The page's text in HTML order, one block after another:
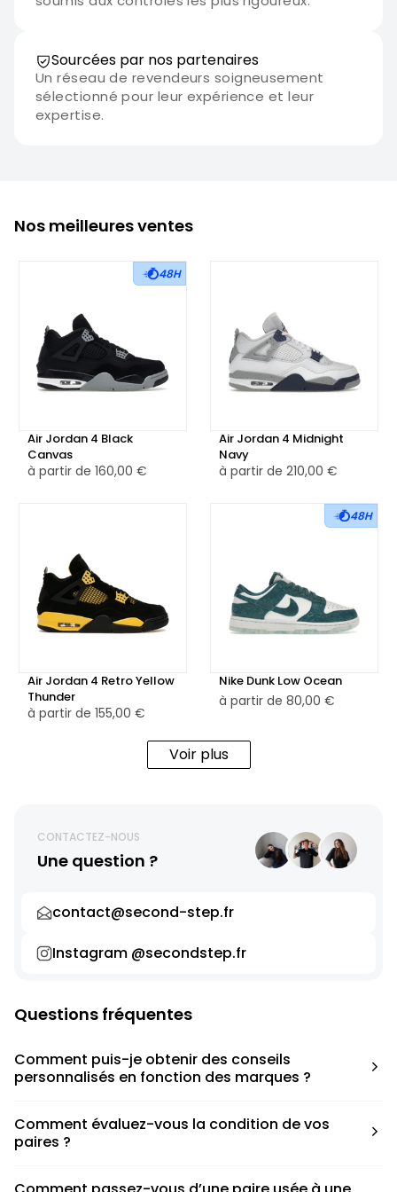
Sourcées par nos partenaires
Un réseau de revendeurs soigneusement
sélectionné pour leur expérience et leur
expertise.
Nos meilleures ventes
48H
Air Jordan 4 Black
Canvas
à partir de 160,00 €
Air Jordan 4 Midnight
Navy
à partir de 210,00 €
Air Jordan 4 Retro Yellow
Thunder
à partir de 155,00 €
48H
Nike Dunk Low Ocean
à partir de 80,00 €
Voir plus
CONTACTEZ-NOUS
Une question ?
contact@second-step.fr
Instagram @secondstep.fr
Questions fréquentes
Comment puis-je obtenir des conseils
personnalisés en fonction des marques ?
pour déterminer la taille appropriée, que ce soit une taille
en dessous, au-dessus ou correspondant à votre taille
Comment évaluez-vous la condition de vos
paires ?